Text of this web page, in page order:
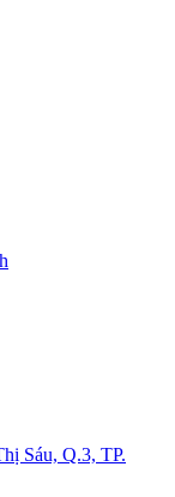
Sáu, Q.3, TP.